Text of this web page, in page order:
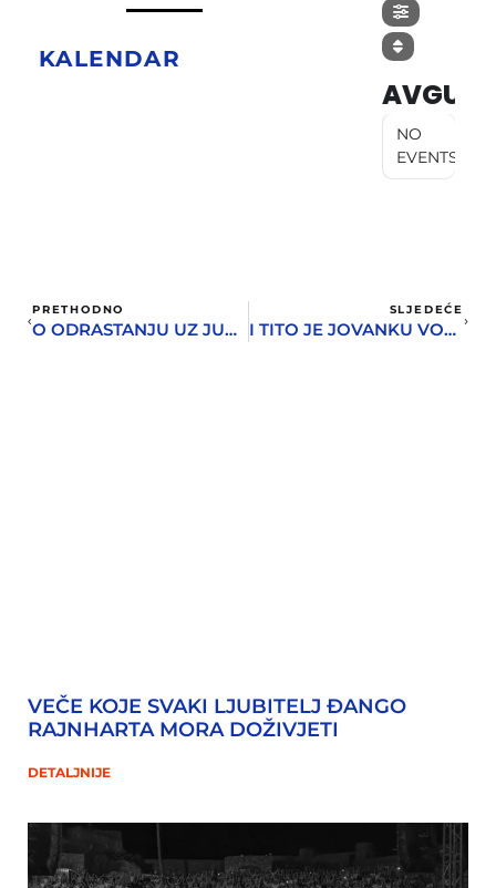
KALENDAR
AVGUST
NO
EVENTS
PRETHODNO
O ODRASTANJU UZ JUŽNJAČKI ROCK
SLJEDEĆE
I TITO JE JOVANKU VODIO NA IGRANKU
VEČE KOJE SVAKI LJUBITELJ ĐANGO
RAJNHARTA MORA DOŽIVJETI
DETALJNIJE